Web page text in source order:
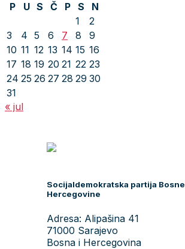
P
U S Č P S
N
1
2
3
4 5 6 7 8
9
10 11 12 13 14 15 16
17 18 19 20 21 22 23
24 25 26 27 28 29 30
31
« jul
Socijaldemokratska partija
Hercegovine
Adresa: Alipašina 41
71000 Sarajevo
Bosna i Hercegovina